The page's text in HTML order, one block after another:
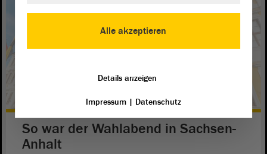
So war der Wahlabend in Sachsen-
Anhalt
Alle akzeptieren
Details anzeigen
Impressum| Datenschutz